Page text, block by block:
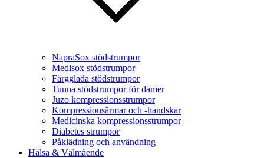
NapraSox stödstrumpor
Medisox stödstrumpor
Färgglada stödstrumpor
Tunna stödstrumpor för damer
Juzo kompressionsstrumpor
Kompressionsärmar och -handskar
Medicinska kompressionsstrumpor
Diabetes strumpor
Påklädning och användning
Hälsa & Välmående